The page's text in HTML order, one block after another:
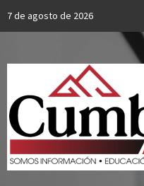
7 de agosto de 2026